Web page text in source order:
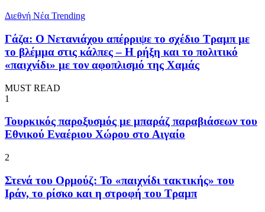
Διεθνή Νέα Trending
Γάζα: Ο Νετανιάχου απέρριψε το σχέδιο Τραμπ με
το βλέμμα στις κάλπες – Η ρήξη και το πολιτικό
«παιχνίδι» με τον αφοπλισμό της Χαμάς
MUST READ
1
Τουρκικός παροξυσμός με μπαράζ παραβιάσεων του
Εθνικού Εναέριου Χώρου στο Αιγαίο
2
Στενά του Ορμούζ: Το «παιχνίδι τακτικής» του
Ιράν, το ρίσκο και η στροφή του Τραμπ